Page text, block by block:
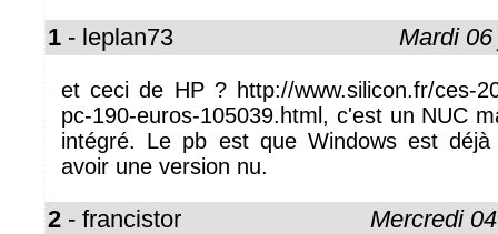
1 - leplan73 Mardi
et ceci de HP ? http://www.silicon.fr/ces-
pc-190-euros-105039.html, c'est un NUC
intégré. Le pb est que Windows est
avoir une version nu.
2 - francistor Mercredi